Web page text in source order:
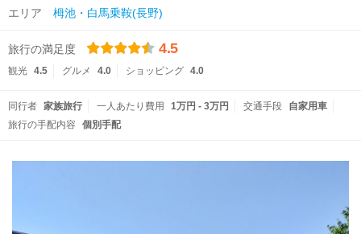
エリア 栂池・白馬乗鞍(長野)
旅行の満足度 4.5
観光 4.5 グルメ 4.0 ショッピング 4.0
同行者 家族旅行 一人あたり費用 1万円 - 3万円 交通手段
自家用車
旅行の手配内容
個別手配